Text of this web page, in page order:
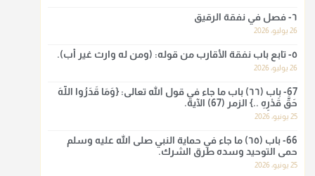
لا أعلم لدعاء ختم القرآن في الصلاة أصلاً صحيحاً يعتمد عليه من
سنة الرسول صلى الله عليه وسلّم، ولا من عمل الصحابة رضي
الله عنهم. ابن عثيمين.
منذ 3 شهر
أ.د. صالح الشمراني
٦- فصل في نفقة الرقيق
26 يوليو، 2026
٥- تابع باب نفقة الأقارب من قوله: (ومن له وارث غير أب).
26 يوليو، 2026
67- باب (٦٦) باب ما جاء في قول الله تعالى: {وَمَا قَدَرُوا اللَّهَ
حَقَّ قَدْرِهِ ..} الزمر (67) الآية.
25 يونيو، 2026
66- باب (٦٥) ما جاء في حماية النبي صلى الله عليه وسلم
حمى التوحيد وسده طرق الشرك.
25 يونيو، 2026